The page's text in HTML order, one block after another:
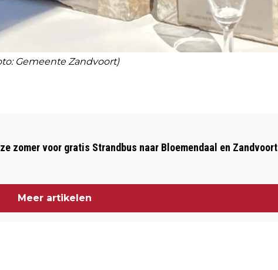
Gemeente Zandvoort)
DRIEDUIZEND DEELNEMERS AAN
zomer voor gratis Strandbus naar Bloemendaal en Zandvoort
Meer artikelen